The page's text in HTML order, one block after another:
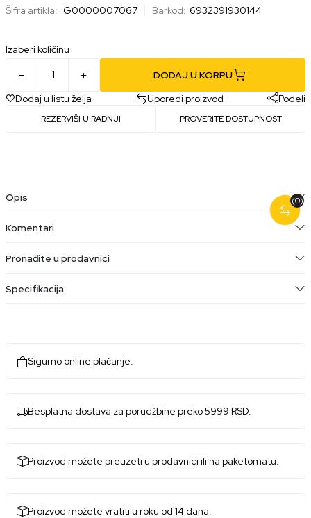
Šifra artikla: G0000007067 Barkod: 6932391930144
Izaberi količinu
DODAJ U KORPU
Dodaj u listu želja
Uporedi proizvod Podeli
REZERVIŠI U RADNJI PROVERITE DOSTUPNOST
(0)
Opis
Komentari
Pronađite u prodavnici
Specifikacija
Sigurno online plaćanje.
Besplatna dostava za porudžbine preko 5999 RSD.
Proizvod možete preuzeti u prodavnici ili na paketomatu.
Proizvod možete vratiti u roku od 14 dana.